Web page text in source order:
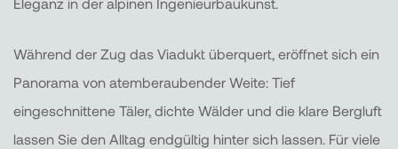
Während der Zug das Viadukt überquert, eröffnet sich ein
Panorama von atemberaubender Weite: Tief
eingeschnittene Täler, dichte Wälder und die klare Bergluft
lassen Sie den Alltag endgültig hinter sich lassen. Für viele